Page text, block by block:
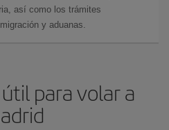
así como los trámites
y aduanas.
para volar a